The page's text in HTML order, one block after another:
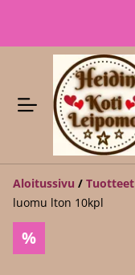
Aloitussivu / Tuotteet
luomu lton 10kpl
%